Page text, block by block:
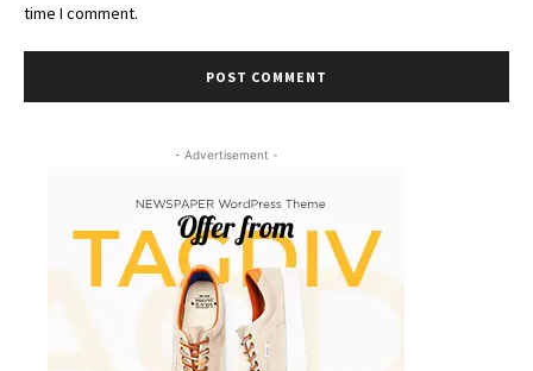
time I comment.
- Advertisement -